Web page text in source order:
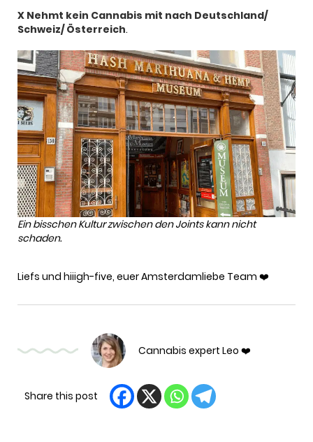
X Nehmt kein Cannabis mit nach Deutschland/
Schweiz/ Österreich.
Ein bisschen Kultur zwischen den Joints kann nicht
schaden.
Liefs und hiiigh-five, euer Amsterdamliebe Team ❤️
Cannabis expert Leo ❤️
Share this post